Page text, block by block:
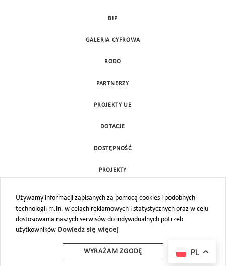
Używamy informacji zapisanych za pomocą cookies i podobnych
technologii m.in. w celach reklamowych i statystycznych oraz w celu
dostosowania naszych serwisów do indywidualnych potrzeb
użytkowników Dowiedz się więcej
WYRAŻAM ZGODĘ
BIP
GALERIA CYFROWA
RODO
PARTNERZY
PROJEKTY UE
DOTACJE
DOSTĘPNOŚĆ
PROJEKTY
MAPA STRONY
PL